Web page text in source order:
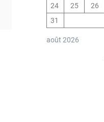
août 2026
24
25 26
31